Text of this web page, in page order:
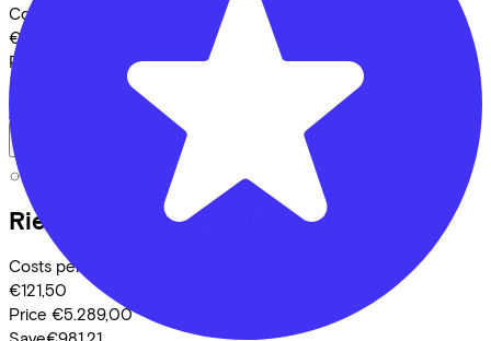
Costs per month from
€126,59
Price
€5.499,00
Save
View
Riese & Müller Nevo GT vario
Costs per month from
€121,50
Price €5.289,00